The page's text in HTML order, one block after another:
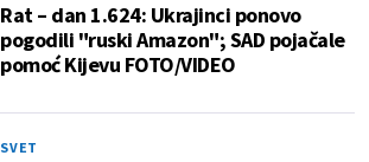
Rat – dan 1.624: Ukrajinci ponovo
pogodili "ruski Amazon"; SAD pojačale
pomoć Kijevu FOTO/VIDEO
SVET